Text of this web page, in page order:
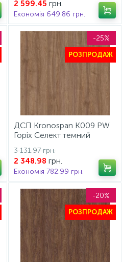
2 599.45 грн.
Економія 649.86 грн.
-25%
РОЗПРОДАЖ
ДСП Kronospan K009 PW
Горіх Селект темний
2 348.98 грн.
3 131.97 грн.
Економія 782.99 грн.
-20%
РОЗПРОДАЖ